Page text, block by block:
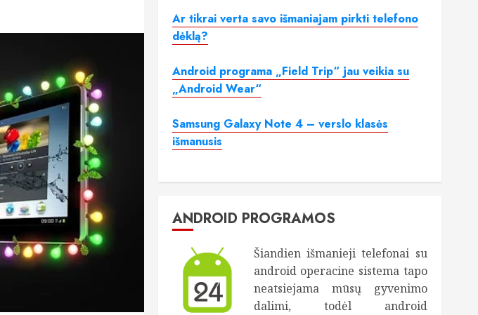
Ar tikrai verta savo išmaniajam pirkti telefono
dėklą?
Android programa „Field Trip“ jau veikia su
„Android Wear“
Samsung Galaxy Note 4 – verslo klasės
išmanusis
ANDROID PROGRAMOS
Šiandien išmanieji telefonai su
android operacine sistema tapo
neatsiejama mūsų gyvenimo
dalimi, todėl android